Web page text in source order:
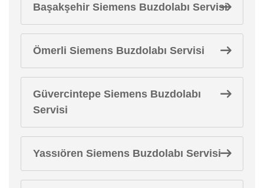
Başakşehir Siemens Buzdolabı Servisi
Ömerli Siemens Buzdolabı Servisi
Güvercintepe Siemens Buzdolabı
Servisi
Yassıören Siemens Buzdolabı Servisi